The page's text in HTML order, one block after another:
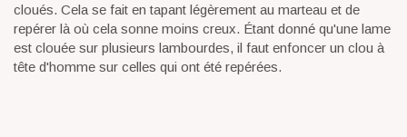
cloués. Cela se fait en tapant légèrement au marteau et de
repérer là où cela sonne moins creux. Étant donné qu'une lame
est clouée sur plusieurs lambourdes, il faut enfoncer un clou à
tête d'homme sur celles qui ont été repérées.